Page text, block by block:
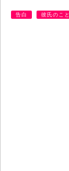
告白 彼氏のこと